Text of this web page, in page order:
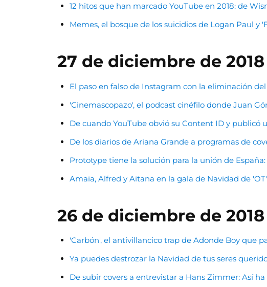
12 hitos que han marcado YouTube en 2018: de
Memes, el bosque de los suicidios de Logan Paul y
27 de diciembre de 2018
El paso en falso de Instagram con la eliminación
'Cinemascopazo', el podcast cinéfilo donde Juan
De cuando YouTube obvió su Content ID y publicó
De los diarios de Ariana Grande a programas de
Prototype tiene la solución para la unión de
Amaia, Alfred y Aitana en la gala de Navidad de
26 de diciembre de 2018
'Carbón', el antivillancico trap de Adonde Boy que
Ya puedes destrozar la Navidad de tus seres
De subir covers a entrevistar a Hans Zimmer: Así